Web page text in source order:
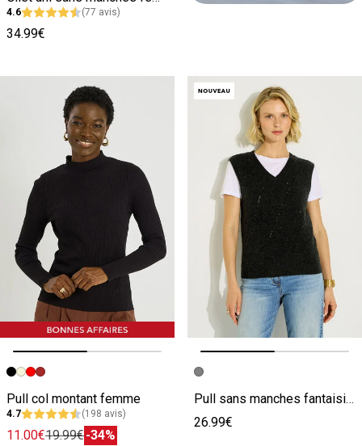
4.6 (77 avis)
34.99€
Image précédente
Image suivante
Pull col montant femme
4.7 (198 avis)
11.00€19.99€-34%
Image précédente
Image suivante
Pull sans manches fantaisie femme
26.99€